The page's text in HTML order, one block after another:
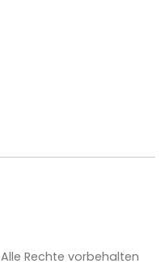
Alle Rechte vorbehalten